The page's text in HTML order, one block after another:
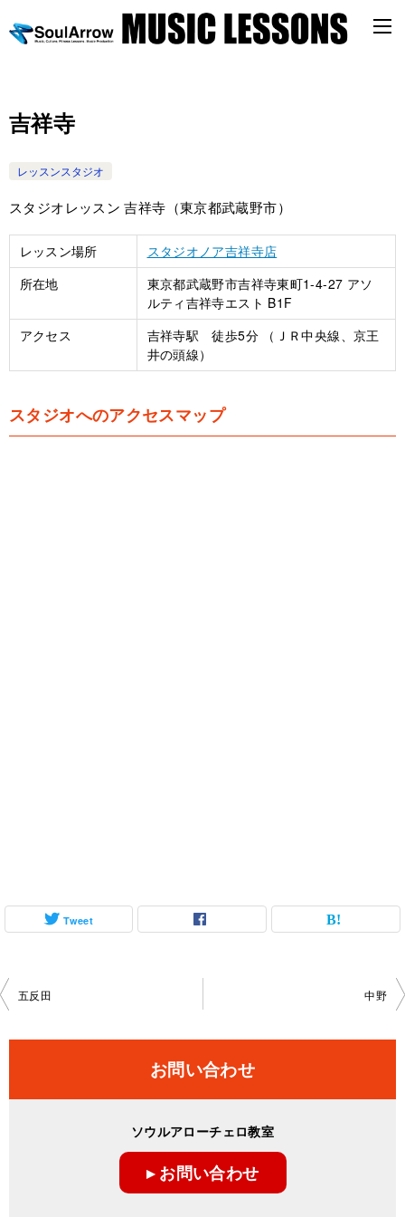
吉祥寺
レッスンスタジオ
スタジオレッスン 吉祥寺（東京都武蔵野市）
レッスン場所
スタジオノア吉祥寺店
所在地
東京都武蔵野市吉祥寺東町1-4-27 アソ
ルティ吉祥寺エスト B1F
アクセス
吉祥寺駅 徒歩5分 （ＪＲ中央線、京王
井の頭線）
スタジオへのアクセスマップ
Tweet
投
ビ
五反田 中野
お問い合わせ
ソウルアローチェロ教室
▸ お問い合わせ